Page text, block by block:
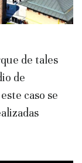
de tales
de
caso se